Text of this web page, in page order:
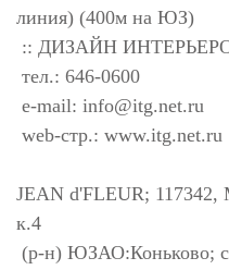
линия) (400м на ЮЗ)
:: ДИЗАЙН
тел.: 646-0600
e-mail: info@itg.net.ru
web-стр.: www.itg.net.ru
JEAN d'FLEUR; 117342,
к.4
(р-н) ЮЗАО:Коньково;